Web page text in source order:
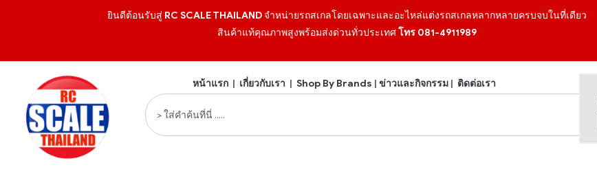
ยินดีต้อนรับสู่ RC SCALE THAILANDจำหน่ายรถสเกลโดยเฉพาะและอะไหล่แต่งรถสเกลหลากหลายครบจบในที่เดียว
สินค้าแท้คุณภาพสูงพร้อมส่งด่วนทั่วประเทศโทร 081-4911989
หน้าแรก| เกี่ยวกับเรา | Shop By Brands | ข่าวและกิจกรรม| ติดต่อเรา